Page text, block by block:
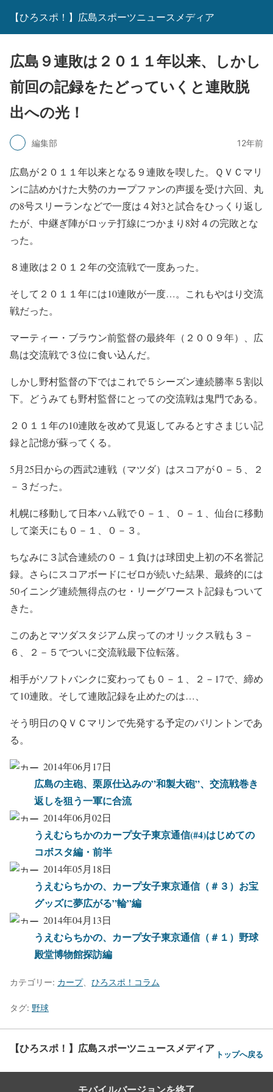
【ひろスポ！】広島スポーツニュースメディア
広島９連敗は２０１１年以来、しかし
前回の記録をたどっていくと連敗脱
出への光！
編集部 12年前
広島が２０１１年以来となる９連敗を喫した。ＱＶＣマリ
ンに詰めかけた大勢のカープファンの声援を受け六回、丸
の8号スリーランなどで一度は４対3と試合をひっくり返し
たが、中継ぎ陣がロッテ打線につかまり8対４の完敗とな
った。
８連敗は２０１２年の交流戦で一度あった。
そして２０１１年には10連敗が一度…。これもやはり交流
戦だった。
マーティー・ブラウン前監督の最終年（２００９年）、広
島は交流戦で３位に食い込んだ。
しかし野村監督の下ではこれで５シーズン連続勝率５割以
下。どうみても野村監督にとっての交流戦は鬼門である。
２０１１年の10連敗を改めて見返してみるとすさまじい記
録と記憶が蘇ってくる。
5月25日からの西武2連戦（マツダ）はスコアが０－５、２
－３だった。
札幌に移動して日本ハム戦で０－１、０－１、仙台に移動
して楽天にも０－１、０－３。
ちなみに３試合連続の０－１負けは球団史上初の不名誉記
録。さらにスコアボードにゼロが続いた結果、最終的には
50イニング連続無得点のセ・リーグワースト記録もついて
きた。
このあとマツダスタジアム戻ってのオリックス戦も３－
６、２－５でついに交流戦最下位転落。
相手がソフトバンクに変わっても０－１、２－17で、締め
て10連敗。そして連敗記録を止めたのは…、
そう明日のＱＶＣマリンで先発する予定のバリントンであ
る。
2014年06月17日
広島の主砲、栗原仕込みの”和製大砲”、交流戦巻き
返しを狙う一軍に合流
2014年06月02日
うえむらちかのカープ女子東京通信(#4)はじめての
コボスタ編・前半
2014年05月18日
うえむらちかの、カープ女子東京通信（＃３）お宝
グッズに夢広がる”輪”編
2014年04月13日
うえむらちかの、カープ女子東京通信（＃１）野球
殿堂博物館探訪編
カテゴリー: カープ、 ひろスポ！コラム
タグ: 野球
【ひろスポ！】広島スポーツニュースメディア トップへ戻る
モバイルバージョンを終了